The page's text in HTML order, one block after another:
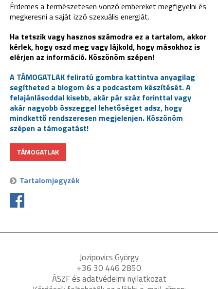
Érdemes a természetesen vonzó embereket megfigyelni és
megkeresni a saját izzó szexuális energiát.
Ha tetszik vagy hasznos számodra ez a tartalom, akkor
kérlek, hogy oszd meg vagy lájkold, hogy másokhoz is
elérjen az információ. Köszönöm szépen!
A TÁMOGATLAK feliratú gombra kattintva anyagilag
segítheted a blogom és a podcastem készítését. A
felajánlásoddal kisebb, akár pár száz forinttal vagy
akár nagyobb összeggel lehetőséget adsz, hogy
mindkettő rendszeresen megjelenjen. Köszönöm
szépen a támogatást!
TÁMOGATLAK
Tartalomjegyzék
Jozipovics György
+36 30 446 2850
ÁSZF és adatvédelmi nyilatkozat